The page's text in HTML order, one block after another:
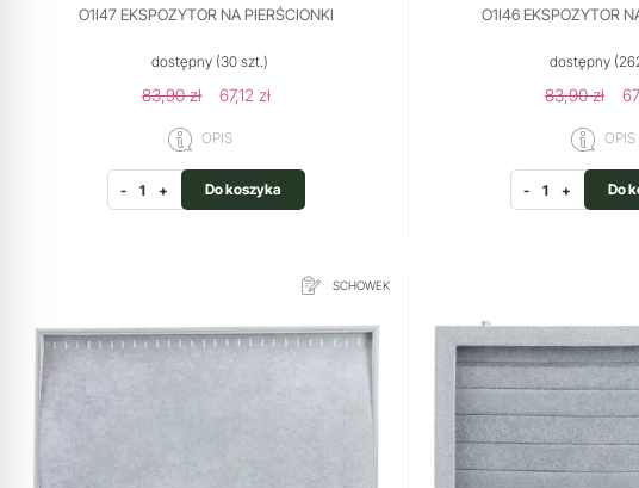
O1I47 EKSPOZYTOR NA PIERŚCIONKI
dostępny(30 szt.)
83,90 zł 67,12 zł
OPIS
- + Do koszyka
O1I46 EKSPOZYTOR
dostępny
83,90 zł
OPIS
- + Do
SCHOWEK